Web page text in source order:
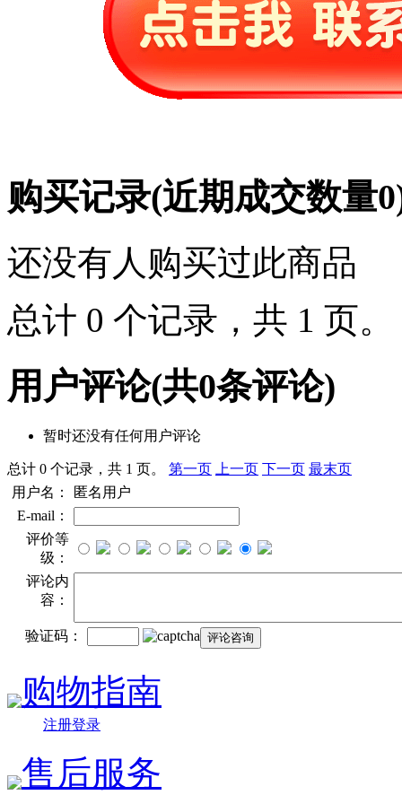
购买记录(近期成交数量0
还没有人购买过此商品
总计 0 个记录，共 1 页。
用户评论(共0条评论)
暂时还没有任何用户评论
总计 0 个记录，共 1 页。 第一页 上一页 下一页 最末页
用户名：
匿名用户
E-mail：
评价等
级：
评论内
容：
验证码：
购物指南
注册登录
售后服务